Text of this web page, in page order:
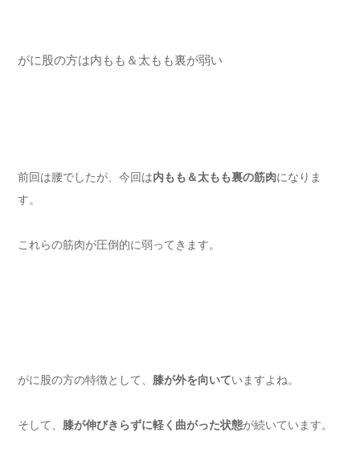
がに股の方は内もも＆太もも裏が弱い
前回は腰でしたが、今回は内もも＆太もも裏の筋肉になりま
す。
これらの筋肉が圧倒的に弱ってきます。
がに股の方の特徴として、 膝が外を向いていますよね。
そして、 膝が伸びきらずに軽く曲がった状態が続いています。